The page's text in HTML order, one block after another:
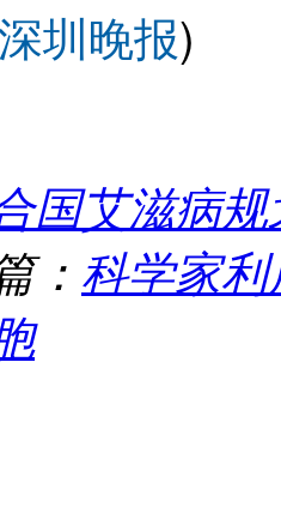
圳晚报)
国艾滋病
： 科学家